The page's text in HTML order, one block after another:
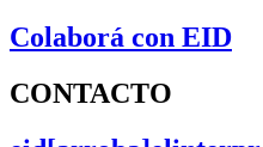
Colaborá con EID
CONTACTO